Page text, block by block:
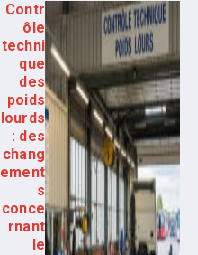
Contr
ôle
techni
que
des
poids
lourds
: des
chang
ement
s
conce
rnant
le